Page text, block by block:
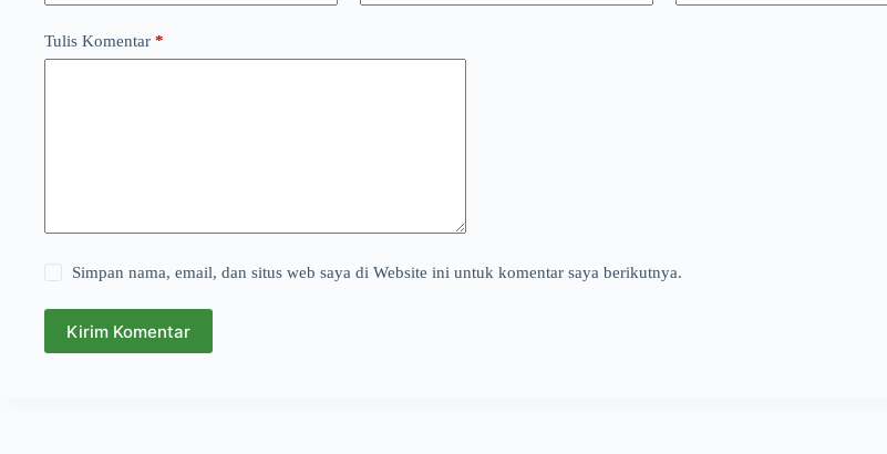
Tulis Komentar *
Simpan nama, email, dan situs web saya di Website ini untuk komentar saya berikutnya.
Kirim Komentar